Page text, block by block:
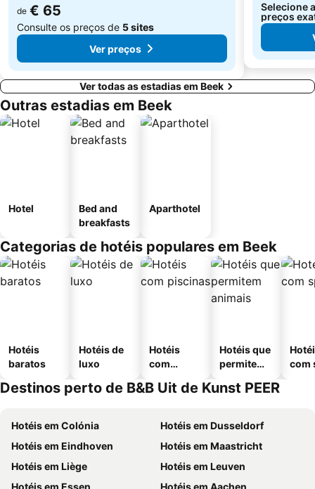
de € 65
Consulte os preços de 5 sites
Ver preços
Selecione
preços
Ver todas as estadias em Beek
Outras estadias em Beek
Hotel
Bed and
breakfasts
Aparthotel
Categorias de hotéis populares em Beek
Hotéis
baratos
Hotéis de
luxo
Hotéis
com
Hotéis que
permitem
com
Destinos perto de B&B Uit de Kunst PEER
Hotéis em Colónia
Hotéis em Dusseldorf
Hotéis em Eindhoven
Hotéis em Maastricht
Hotéis em Liège
Hotéis em Leuven
Hotéis em Essen
Hotéis em Aachen